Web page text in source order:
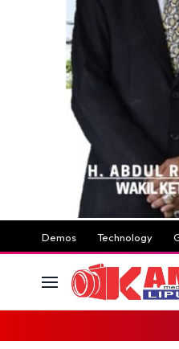
Demos Technology